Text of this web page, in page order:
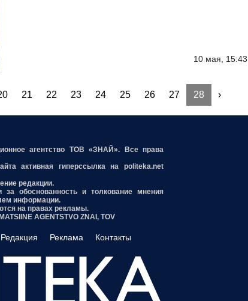
10 мая, 15:43
21 22 23 24 25 26 27 28 ›
агентство ТОВ «ЗНАЙ». Все права
активная гиперссылка на politeka.net
редакции.
за обоснованность и толкование мнения
информации.
на правах рекламы.
AGENTSTVO ZNAI, TOV
Редакция Реклама Контакты